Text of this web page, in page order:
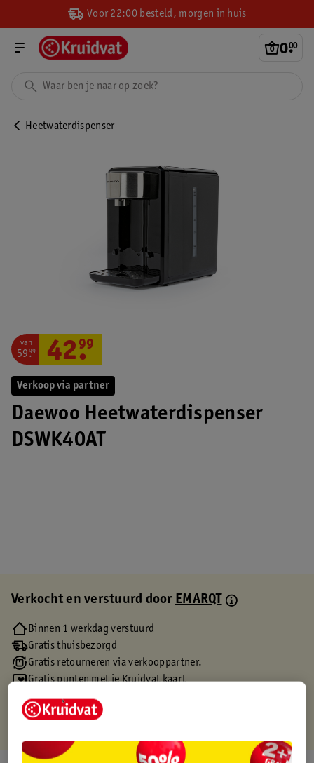
Voor 22:00 besteld, morgen in huis
0.
00
Heetwaterdispenser
Verkoop via partner
Daewoo Heetwaterdispenser
DSWK40AT
van
59.
99 42.
99
Verkocht en verstuurd doorEMARQT
Binnen 1 werkdag verstuurd
Gratis thuisbezorgd
Gratis retourneren via verkooppartner.
Gratis punten met je Kruidvat kaart